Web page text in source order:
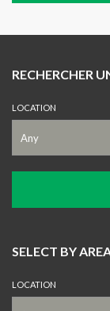
RECHERCHER
LOCATION
SELECT BY
LOCATION